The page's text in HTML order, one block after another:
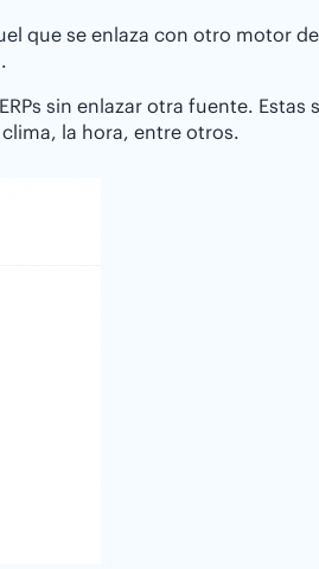
que se enlaza con otro motor
sin enlazar otra fuente. Estas
la hora, entre otros.